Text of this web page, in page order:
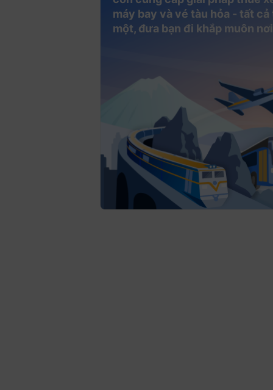
máy bay và vé tàu hỏa - tất cả
một, đưa bạn đi khắp muôn